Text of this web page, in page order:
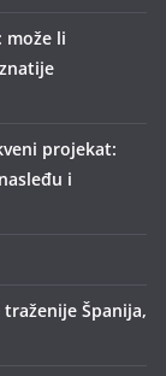
može li
projekat:
i
Španija,